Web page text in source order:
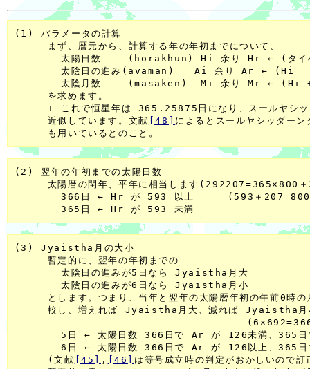
(1) パラメータの計算
まず、暦元から、計算する年の年初までについて、
太陽日数    (horakhun) Hi 余り Hr ← (タ
太陰日の進み(avaman)   Ai 余り Ar ← (Hi
太陰月数    (masaken)  Mi 余り Mr ←
     を求めます。
+ これで恒星年は 365.25875日になり、スールヤシッ
     近似しています。文献
[48] によるとスールヤシッダー
(2) 翌年の年初までの太陽日数
太陽暦の閏年、平年に相当します(292207=365×800
366日 ← Hr が 593 以上     (593＋
(3) Jyaistha月の大小
     暫定的に、翌年の年初までの
       太陰日の進みが5日なら Jyaistha月大
       太陰日の進みが6日なら Jyaistha月小
とします。つまり、当年と翌年の太陽暦年初の午前0時の
較し、増えれば Jyaistha月大、減れば Jyaistha月
5日 ← 太陽日数 366日で Ar が 126未満、365
6日 ← 太陽日数 366日で Ar が 126以上、365
     (文献
[45] , [46] は等号成立時の判定がおかしいので